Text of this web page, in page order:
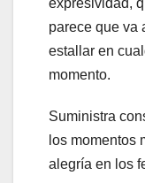
expresividad,
parece que va
estallar en
momento.
Suministra
los momentos
alegría en los